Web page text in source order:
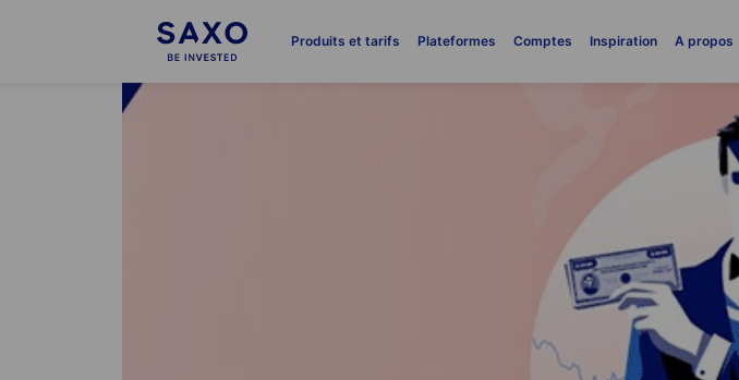
Produits et tarifs Plateformes Comptes Inspiration A propos